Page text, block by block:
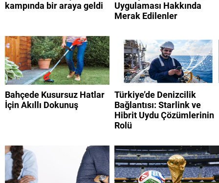
kampında bir araya geldi
Uygulaması Hakkında
Merak Edilenler
Bahçede Kusursuz Hatlar
İçin Akıllı Dokunuş
Türkiye’de Denizcilik
Bağlantısı: Starlink ve
Hibrit Uydu Çözümlerinin
Rolü